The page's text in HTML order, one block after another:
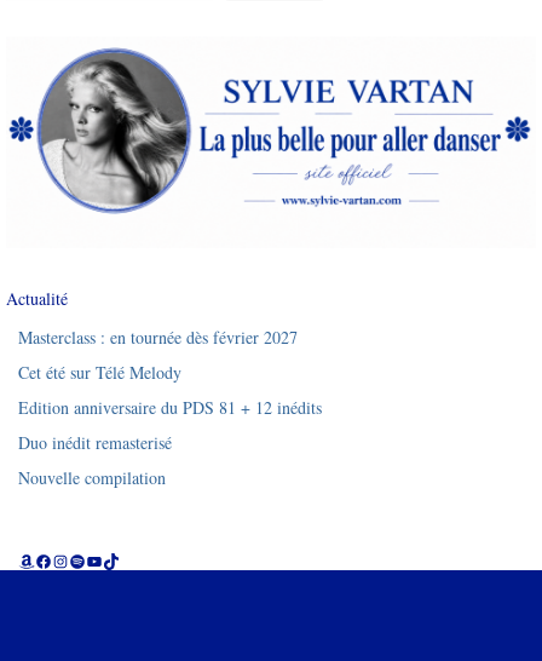
Actualité
Masterclass : en tournée dès février 2027
Cet été sur Télé Melody
Edition anniversaire du PDS 81 + 12 inédits
Duo inédit remasterisé
Nouvelle compilation
Amazon
Facebook
Instagram
Spotify
YouTube
TikTok